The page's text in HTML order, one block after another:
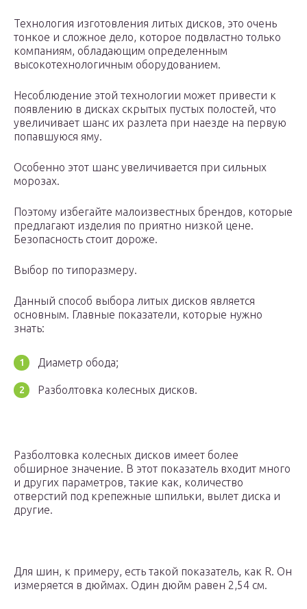
Технология изготовления литых дисков, это очень
тонкое и сложное дело, которое подвластно только
компаниям, обладающим определенным
высокотехнологичным оборудованием.
Несоблюдение этой технологии может привести к
появлению в дисках скрытых пустых полостей, что
увеличивает шанс их разлета при наезде на первую
попавшуюся яму.
Особенно этот шанс увеличивается при сильных
морозах.
Поэтому избегайте малоизвестных брендов, которые
предлагают изделия по приятно низкой цене.
Безопасность стоит дороже.
Выбор по типоразмеру.
Данный способ выбора литых дисков является
основным. Главные показатели, которые нужно
знать:
Диаметр обода;
Разболтовка колесных дисков.
Разболтовка колесных дисков имеет более
обширное значение. В этот показатель входит много
и других параметров, такие как, количество
отверстий под крепежные шпильки, вылет диска и
другие.
Для шин, к примеру, есть такой показатель, как R. Он
измеряется в дюймах. Один дюйм равен 2,54 см.